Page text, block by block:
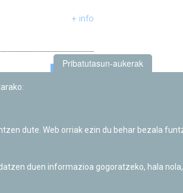
+ info
+ info
Pribatutasun-aukerak
dute. Web orriak ezin du behar bezala
duen informazioa gogoratzeko, hala